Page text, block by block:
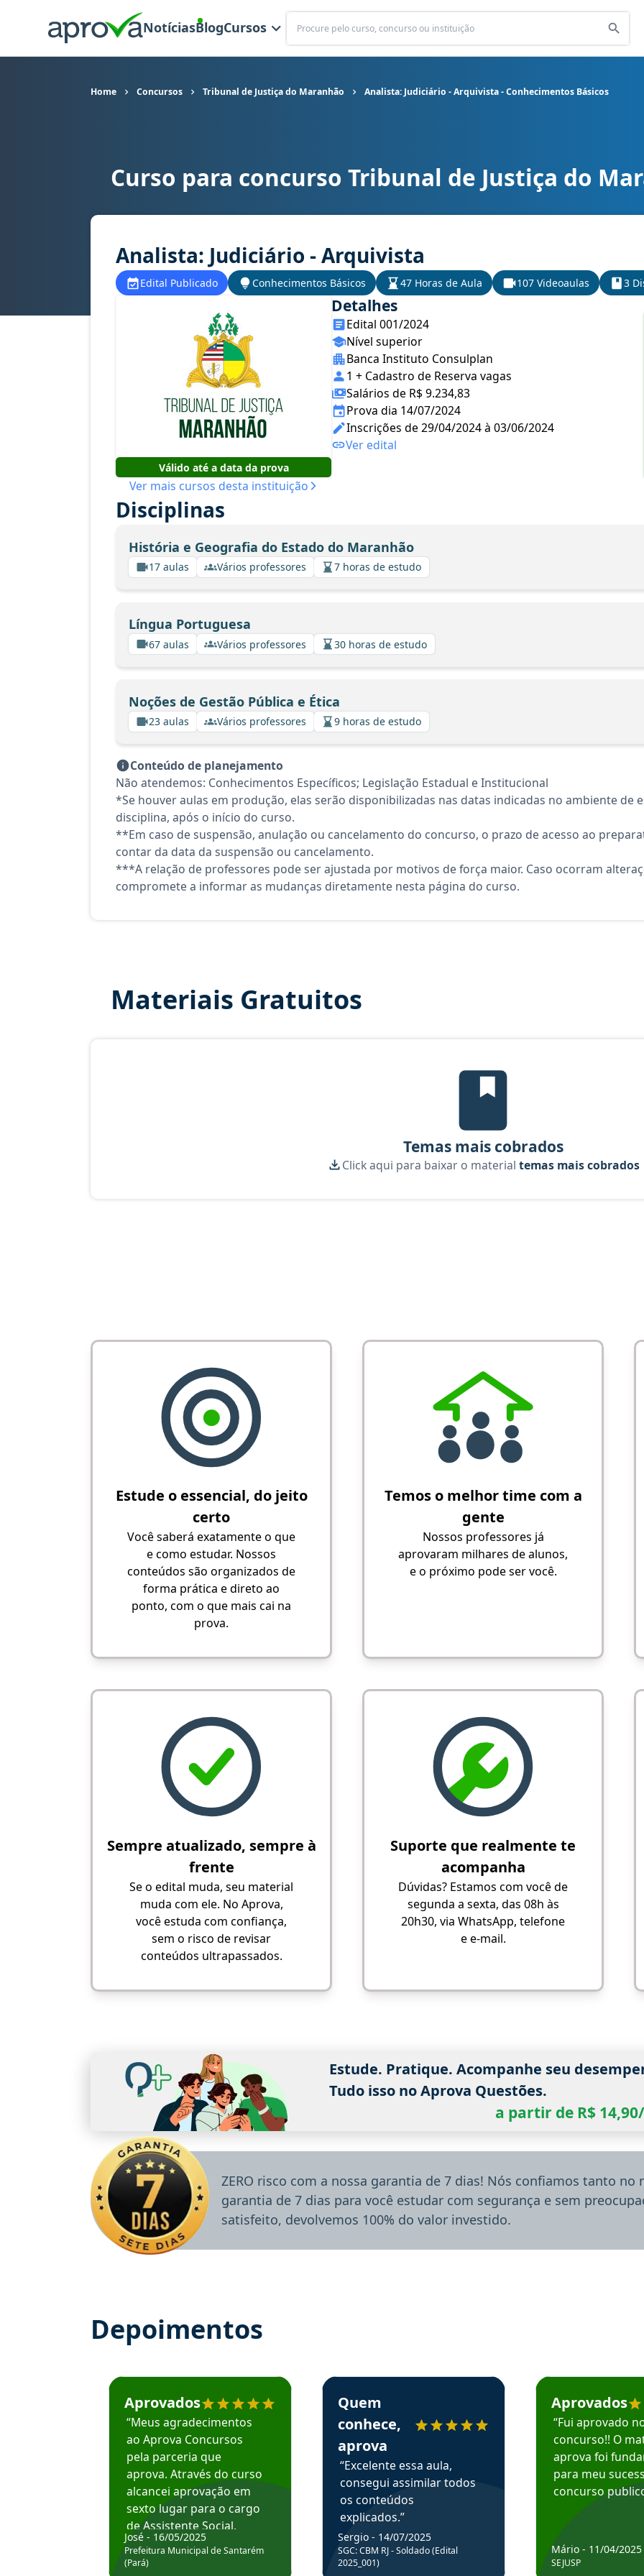
NotíciasBlogCursos
Buscar
Home Concursos Tribunal de Justiça do Maranhão Analista: Judiciário - Arquivista - Conhecimentos Básicos
Curso para concurso TJ MA - Tribunal de Justiça do Maranhão cargo Analista: Judiciário - Arquivista -
Curso para concurso Tribunal de Justiça do
Analista: Judiciário - Arquivista
Edital Publicado Conhecimentos Básicos 47 Horas de Aula 107 Videoaulas 3
Válido até a data da prova
Ver mais cursos desta instituição
Detalhes
Edital 001/2024
Nível superior
Banca Instituto Consulplan
1 + Cadastro de Reserva vagas
Salários de R$ 9.234,83
Prova dia 14/07/2024
Inscrições de 29/04/2024 à 03/06/2024
Ver edital
Disciplinas
História e Geografia do Estado do Maranhão
17 aulas Vários professores 7 horas de estudo
Língua Portuguesa
67 aulas Vários professores 30 horas de estudo
Noções de Gestão Pública e Ética
23 aulas Vários professores 9 horas de estudo
Conteúdo de planejamento
Não atendemos: Conhecimentos Específicos; Legislação Estadual e Institucional
*Se houver aulas em produção, elas serão disponibilizadas nas datas indicadas no ambiente de
disciplina, após o início do curso.
**Em caso de suspensão, anulação ou cancelamento do concurso, o prazo de acesso ao
contar da data da suspensão ou cancelamento.
***A relação de professores pode ser ajustada por motivos de força maior. Caso ocorram
compromete a informar as mudanças diretamente nesta página do curso.
Materiais Gratuitos
Temas mais cobrados, material
Temas mais cobrados
Click aqui para baixar o material temas mais cobrados
Estude o essencial, do jeito
certo
Você saberá exatamente o que
e como estudar. Nossos
conteúdos são organizados de
forma prática e direto ao
ponto, com o que mais cai na
prova.
Temos o melhor time com a
gente
Nossos professores já
aprovaram milhares de alunos,
e o próximo pode ser você.
Sempre atualizado, sempre à
frente
Se o edital muda, seu material
muda com ele. No Aprova,
você estuda com confiança,
sem o risco de revisar
conteúdos ultrapassados.
Suporte que realmente te
acompanha
Dúvidas? Estamos com você de
segunda a sexta, das 08h às
20h30, via WhatsApp, telefone
e e-mail.
Estude. Pratique. Acompanhe seu
Tudo isso no Aprova Questões.
a partir de R$
ZERO risco com a nossa garantia de 7 dias! Nós confiamos tanto
garantia de 7 dias para você estudar com segurança e sem
satisfeito, devolvemos 100% do valor investido.
Depoimentos
Estudante José recomenda o Aprova Concursos em depoimento
Aprovados
“Meus agradecimentos
ao Aprova Concursos
pela parceria que
aprova. Através do curso
alcancei aprovação em
sexto lugar para o cargo
de Assistente Social.
Hoje estou atuando na
Prefeitura de Santarém.
José - 16/05/2025
Prefeitura Municipal de Santarém
(Pará)
Estudante Sergio recomenda o Aprova Concursos em depoimento
Quem
conhece,
aprova
“Excelente essa aula,
consegui assimilar todos
os conteúdos
explicados.”
Sergio - 14/07/2025
SGC: CBM RJ - Soldado (Edital
2025_001)
Estudante Mário
Aprovados
“Fui aprovado
concurso!! O
aprova foi
para meu
concurso
Mário - 11/04/2025
SEJUSP